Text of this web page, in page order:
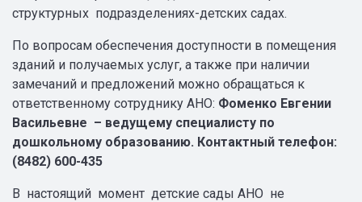
структурных подразделениях-детских садах.
По вопросам обеспечения доступности в помещения
зданий и получаемых услуг, а также при наличии
замечаний и предложений можно обращаться к
ответственному сотруднику АНО: Фоменко Евгении
Васильевне – ведущему специалисту по
дошкольному образованию. Контактный телефон:
(8482) 600-435
В настоящий момент детские сады АНО не